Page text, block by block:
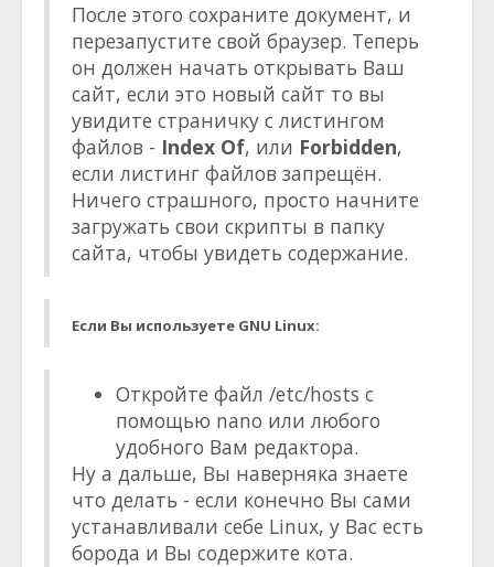
После этого сохраните документ, и
перезапустите свой браузер. Теперь
он должен начать открывать Ваш
сайт, если это новый сайт то вы
увидите страничку с листингом
файлов - Index Of, или Forbidden,
если листинг файлов запрещён.
Ничего страшного, просто начните
загружать свои скрипты в папку
сайта, чтобы увидеть содержание.
Если Вы используете GNU Linux:
Откройте файл /etc/hosts с
помощью nano или любого
удобного Вам редактора.
Ну а дальше, Вы наверняка знаете
что делать - если конечно Вы сами
устанавливали себе Linux, у Вас есть
борода и Вы содержите кота.